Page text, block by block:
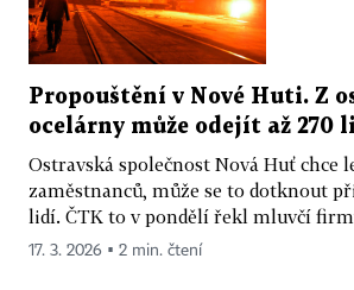
Propouštění v Nové Huti. Z
ocelárny může odejít až 270
Ostravská společnost Nová Huť chce
zaměstnanců, může se to dotknout
lidí. ČTK to v pondělí řekl mluvčí
17. 3. 2026 ▪ 2 min. čtení